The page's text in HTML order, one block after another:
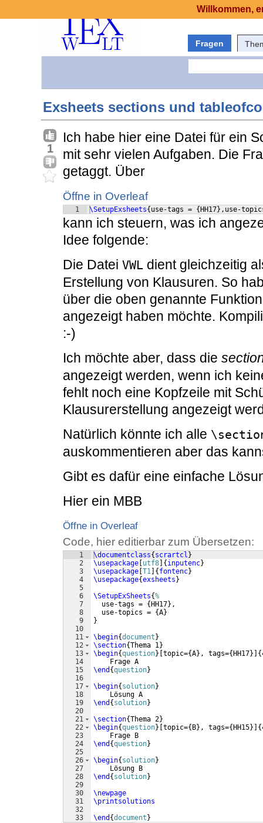
Fragen
Exsheets sections und
1
Ich habe hier eine Datei für ein
mit sehr vielen Aufgaben. Die
getaggt. Über
Öffne in Overleaf
1 \SetupExsheets{ use-tags = { HH17} ,use-
kann ich steuern, was ich
Idee folgende:
Die Datei VWL dient gleichzeitig
Erstellung von Klausuren. So
über die oben genannte
angezeigt haben möchte.
:-)
Ich möchte aber, dass die
angezeigt werden, wenn ich
fehlt noch eine Kopfzeile mit
Klausurerstellung angezeigt
Natürlich könnte ich alle
auskommentieren aber das
Gibt es dafür eine einfache
Hier ein MBB
Öffne in Overleaf
Code, hier editierbar zum Übersetzen:
1
2
3
4
5
6
7
8
9
10
11
12
13
14
15
16
17
18
19
20
21
22
23
24
25
26
27
28
29
30
31
32
33
\documentclass{ scrartcl }
\usepackage utf8 { inputenc}
\usepackage T1 { fontenc}
\usepackage{exsheets }
\SetupExSheets{%
  use-tags =
{ HH17} ,
  use-topics =
{A}
}
\begin{document }
\section{Thema 1}
\begin{question} topic={A} , tags={ HH17}] {
    Frage A
\end {question}
\begin{ solution}
    Lösung A
\end { solution}
\section{Thema 2}
\begin{question} topic={ B} , tags={ HH15}] {
    Frage B
\end {question}
\begin{ solution}
    Lösung B
\end { solution}
\newpage
\printsolutions
\end {document }
Willkommen,